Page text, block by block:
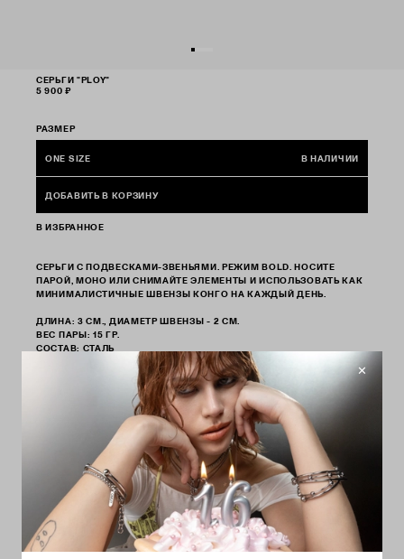
СЕРЬГИ "PLOY"
5 900 ₽
РАЗМЕР
ONE SIZE В НАЛИЧИИ
ДОБАВИТЬ В КОРЗИНУ
В ИЗБРАННОЕ
СЕРЬГИ С ПОДВЕСКАМИ-ЗВЕНЬЯМИ. РЕЖИМ BOLD. НОСИТЕ
ПАРОЙ, МОНО ИЛИ СНИМАЙТЕ ЭЛЕМЕНТЫ И ИСПОЛЬЗОВАТЬ КАК
МИНИМАЛИСТИЧНЫЕ ШВЕНЗЫ КОНГО НА КАЖДЫЙ ДЕНЬ.
ДЛИНА: 3 СМ., ДИАМЕТР ШВЕНЗЫ - 2 СМ.
ВЕС ПАРЫ: 15 ГР.
СОСТАВ: СТАЛЬ
ДОСТАВКА ОТ 3 ДО 14 ДНЕЙ
ВЕРНЕМ ДЕНЬГИ ЕСЛИ ЧТО-ТО НЕ ТАК
ИСПРАВИМ ДЕФЕКТЫ В ТЕЧЕНИЕ ГОДА
КАК ВЫБРАТЬ РАЗМЕР
КАК ХРАНИТЬ